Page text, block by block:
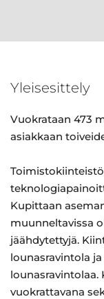
Yleisesittely
Vuokrataan 473
asiakkaan
Kupittaan
muunneltavissa
jäähdytettyjä.
lounasravintola
vuokrattavana